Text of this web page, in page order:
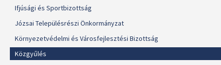
Ifjúsági és Sportbizottság
Józsai Településrészi Önkormányzat
Környezetvédelmi és Városfejlesztési Bizottság
Közgyűlés